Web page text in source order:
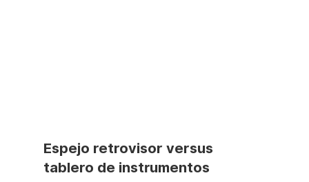
Espejo retrovisor versus
tablero de instrumentos